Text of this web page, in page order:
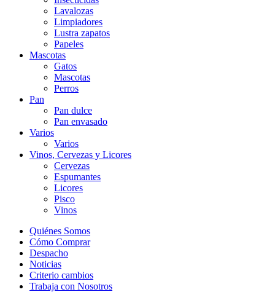
Lavalozas
Limpiadores
Lustra zapatos
Papeles
Mascotas
Gatos
Mascotas
Perros
Pan
Pan dulce
Pan envasado
Varios
Varios
Vinos, Cervezas y Licores
Cervezas
Espumantes
Licores
Pisco
Vinos
Quiénes Somos
Cómo Comprar
Despacho
Noticias
Criterio cambios
Trabaja con Nosotros